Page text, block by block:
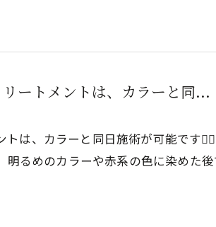
ートメントは、カラーと同...
は、カラーと同日施術が可能です
明るめのカラーや赤系の色に染めた